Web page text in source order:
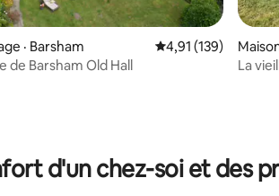
5 sur 5, 40 commentaires
· Barsham Note moyenne de
4,91 (139)
de Barsham Old Hall
La
d'un chez-soi et des